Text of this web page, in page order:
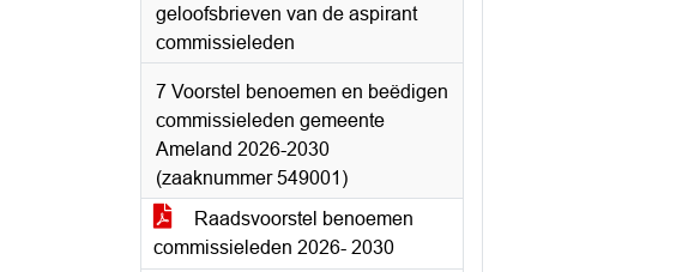
geloofsbrieven van de aspirant
commissieleden
7 Voorstel benoemen en beëdigen
commissieleden gemeente
Ameland 2026-2030
(zaaknummer 549001)
Raadsvoorstel benoemen
commissieleden 2026- 2030